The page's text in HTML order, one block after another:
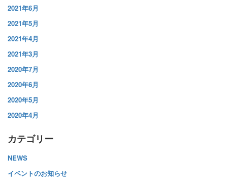
2021年6月
2021年5月
2021年4月
2021年3月
2020年7月
2020年6月
2020年5月
2020年4月
カテゴリー
NEWS
イベントのお知らせ